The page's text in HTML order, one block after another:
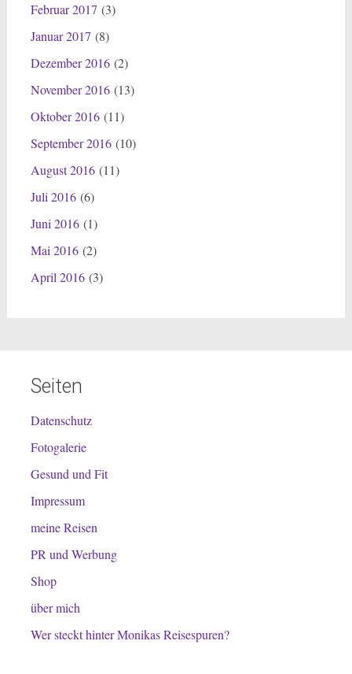
Februar 2017 (3)
Januar 2017 (8)
Dezember 2016(2)
November 2016(13)
Oktober 2016(11)
September 2016(10)
August 2016(11)
Juli 2016(6)
Juni 2016(1)
Mai 2016(2)
April 2016(3)
Seiten
Datenschutz
Fotogalerie
Gesund und Fit
Impressum
meine Reisen
PR und Werbung
Shop
über mich
Wer steckt hinter Monikas Reisespuren?